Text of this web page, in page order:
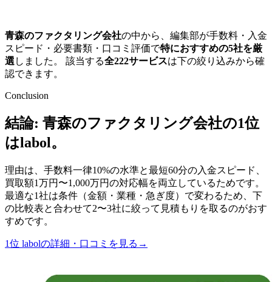
青森のファクタリング会社の中から、編集部が手数料・入金
スピード・必要書類・口コミ評価で特におすすめの5社を厳
選 しました。 該当する全222サービスは下の絞り込みから確
認できます。
Conclusion
結論: 青森のファクタリング会社の1位
はlabol。
理由は、 手数料一律10%の水準と最短60分の入金スピード、
買取額1万円〜1,000万円の対応幅を両立しているためです。
最適な1社は条件（金額・業種・急ぎ度）で変わるため、下
の比較表と合わせて2〜3社に絞って見積もりを取るのがおす
すめです。
1位 labolの詳細・口コミを見る →